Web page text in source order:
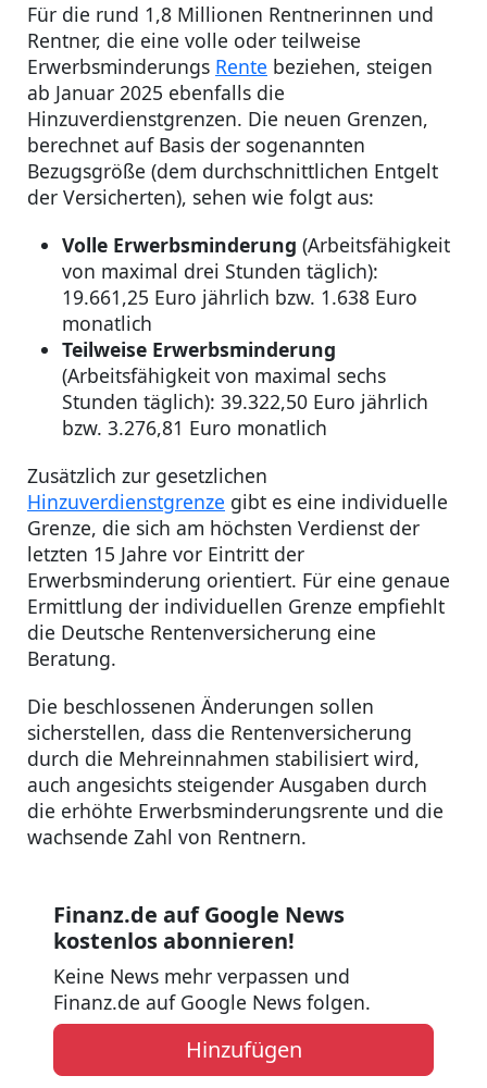
Für die rund 1,8 Millionen Rentnerinnen und
Rentner, die eine volle oder teilweise
Erwerbsminderungs Rente beziehen, steigen
ab Januar 2025 ebenfalls die
Hinzuverdienstgrenzen. Die neuen Grenzen,
berechnet auf Basis der sogenannten
Bezugsgröße (dem durchschnittlichen Entgelt
der Versicherten), sehen wie folgt aus:
Volle Erwerbsminderung (Arbeitsfähigkeit
von maximal drei Stunden täglich):
19.661,25 Euro jährlich bzw. 1.638 Euro
monatlich
Teilweise Erwerbsminderung
(Arbeitsfähigkeit von maximal sechs
Stunden täglich): 39.322,50 Euro jährlich
bzw. 3.276,81 Euro monatlich
Zusätzlich zur gesetzlichen
Hinzuverdienstgrenze gibt es eine individuelle
Grenze, die sich am höchsten Verdienst der
letzten 15 Jahre vor Eintritt der
Erwerbsminderung orientiert. Für eine genaue
Ermittlung der individuellen Grenze empfiehlt
die Deutsche Rentenversicherung eine
Beratung.
Die beschlossenen Änderungen sollen
sicherstellen, dass die Rentenversicherung
durch die Mehreinnahmen stabilisiert wird,
auch angesichts steigender Ausgaben durch
die erhöhte Erwerbsminderungsrente und die
wachsende Zahl von Rentnern.
Finanz.de auf Google News
kostenlos abonnieren!
Keine News mehr verpassen und
Finanz.de auf Google News folgen.
Hinzufügen